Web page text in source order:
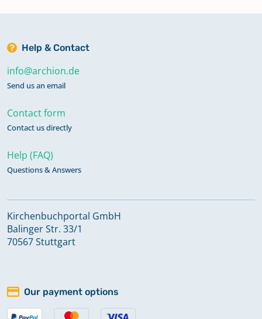
Help & Contact
info@archion.de
Send us an email
Contact form
Contact us directly
Help (FAQ)
Questions & Answers
Kirchenbuchportal GmbH
Balinger Str. 33/1
70567 Stuttgart
Our payment options